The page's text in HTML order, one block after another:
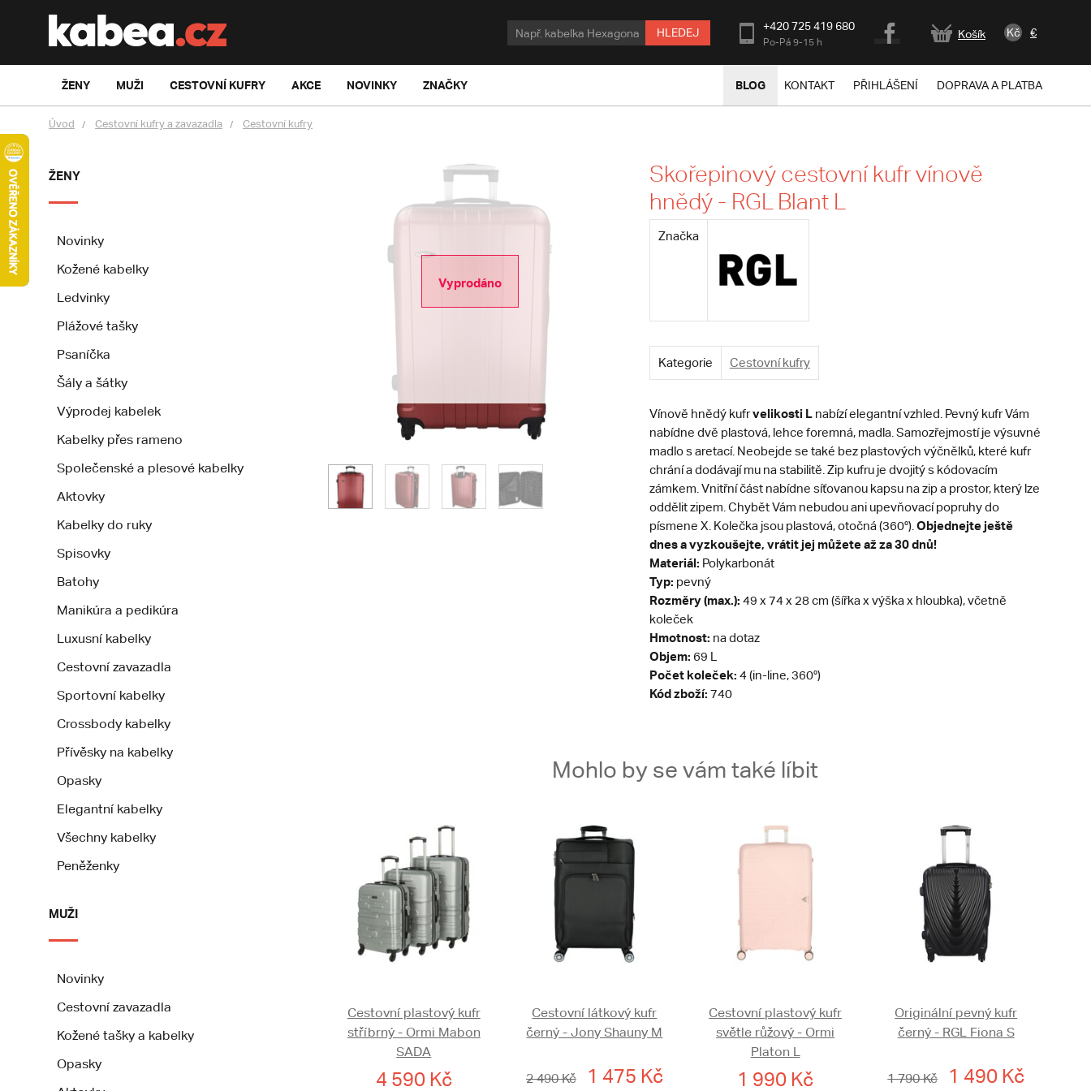
HLEDEJ +420 725 419 680
Po-Pá 9-15 h
Košík Kč €
ŽENY MUŽI CESTOVNÍ KUFRY AKCE NOVINKY ZNAČKY BLOG KONTAKT PŘIHLÁŠENÍ DOPRAVA A PLATBA
Úvod Cestovní kufry a zavazadla Cestovní kufry
ŽENY
Novinky
Kožené kabelky
Ledvinky
Plážové tašky
Psaníčka
Šály a šátky
Výprodej kabelek
Kabelky přes rameno
Společenské a plesové kabelky
Aktovky
Kabelky do ruky
Spisovky
Batohy
Manikúra a pedikúra
Luxusní kabelky
Cestovní zavazadla
Sportovní kabelky
Crossbody kabelky
Přívěsky na kabelky
Opasky
Elegantní kabelky
Všechny kabelky
Peněženky
MUŽI
Novinky
Cestovní zavazadla
Kožené tašky a kabelky
Opasky
Vyprodáno
Skořepinový cestovní kufr vínově
hnědý - RGL Blant L
Značka
Kategorie Cestovní kufry
Vínově hnědý kufrvelikosti Lnabízí elegantní vzhled. Pevný kufr Vám
nabídne dvě plastová, lehce foremná, madla. Samozřejmostí je výsuvné
madlo s aretací. Neobejde se také bez plastových výčnělků, které kufr
chrání a dodávají mu na stabilitě. Zip kufru je dvojitý s kódovacím
zámkem. Vnitřní část nabídne síťovanou kapsu na zip a prostor, který lze
oddělit zipem. Chybět Vám nebudou ani upevňovací popruhy do
písmene X. Kolečka jsou plastová, otočná (360°). Objednejte ještě
dnes a vyzkoušejte, vrátit jej můžete až za 30 dnů!
Materiál: Polykarbonát
Typ: pevný
Rozměry (max.): 49 x 74 x 28 cm (šířka x výška x hloubka), včetně
koleček
Hmotnost: na dotaz
Objem: 69 L
Počet koleček: 4 (in-line, 360°)
Kód zboží: 740
Mohlo by se vám také líbit
Cestovní plastový kufr
stříbrný - Ormi Mabon
SADA
4 590 Kč
Cestovní látkový kufr
černý - Jony Shauny M
2 490 Kč 1 475 Kč
Cestovní plastový kufr
světle růžový - Ormi
Platon L
1 990 Kč
Originální pevný kufr
černý - RGL Fiona S
1 790 Kč 1 490 Kč